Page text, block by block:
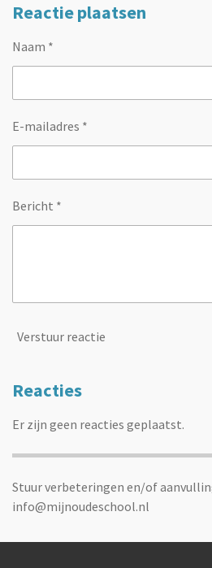
Reactie plaatsen
Naam *
E-mailadres *
Bericht *
Verstuur reactie
Reacties
Er zijn geen reacties geplaatst.
Stuur verbeteringen en/of
info@mijnoudeschool.nl